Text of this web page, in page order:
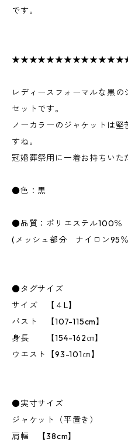
です。
レディースフォーマルな黒
セットです。
ノーカラーのジャケットは
すね。
冠婚葬祭用に一着お持ちいた
●色：黒
●品質：ポリエステル100％
(メッシュ部分 ナイロン95
●タグサイズ
サイズ 【４L】
バスト 【107-115cm】
身長 【154-162㎝】
ウエスト【93-101㎝】
●実寸サイズ
ジャケット（平置き）
肩幅 【38cm】